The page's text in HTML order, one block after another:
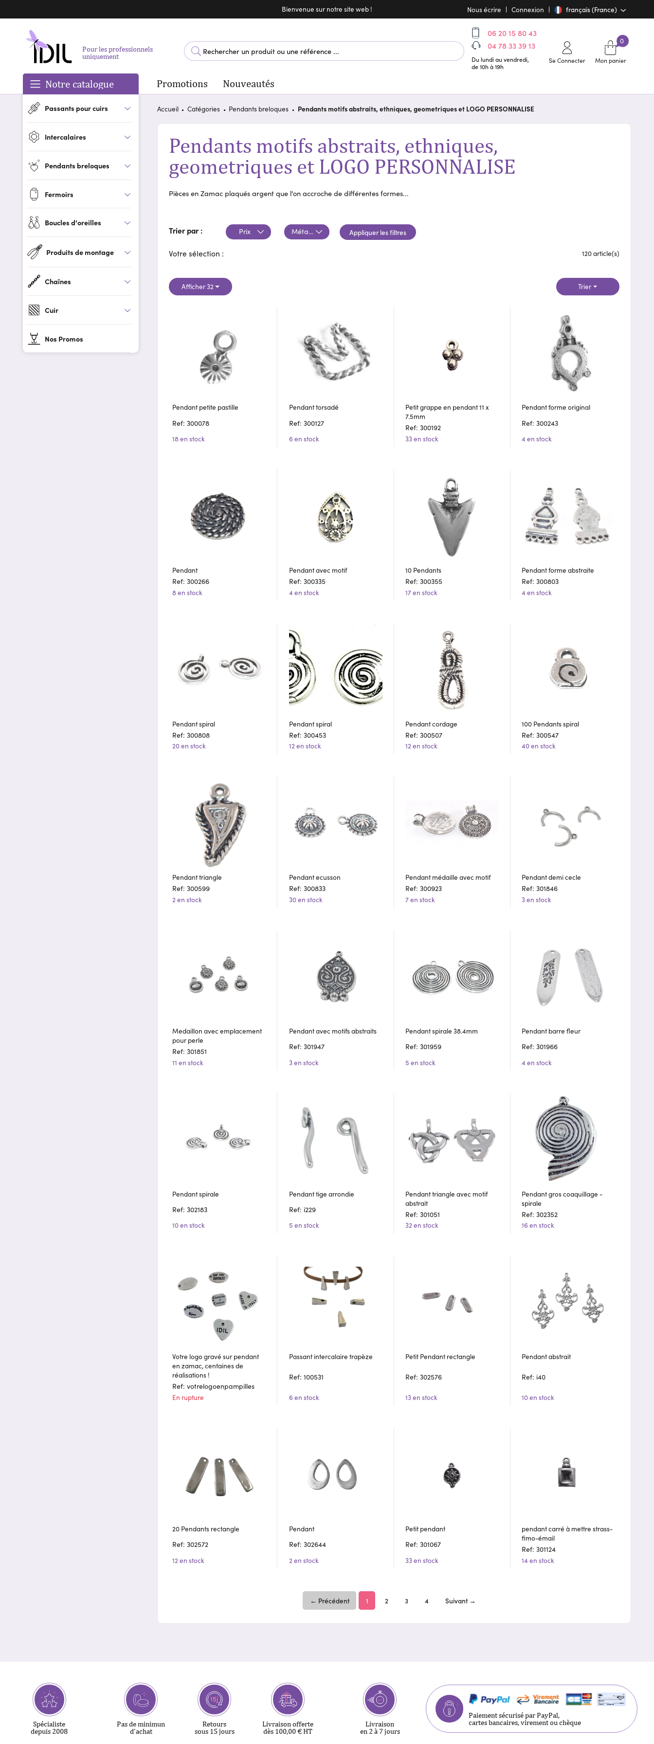
Bienvenue sur notre site web !
Bienvenue sur notre site web ! Nous écrire Connexion français (France)
Pour les professionnels
uniquement
06 20 15 80 43
04 78 33 39 13
Du lundi au vendredi,
de 10h à 19h
Se Connecter Mon panier
0
Notre catalogue Promotions Nouveautés
Passants pour cuirs
Intercalaires
Pendants breloques
Fermoirs
Boucles d'oreilles
Produits de montage
Chaînes
Cuir
Nos Promos
Accueil Catégories Pendants breloques Pendants motifs abstraits, ethniques, geometriques et LOGO PERSONNALISE
Pendants motifs abstraits, ethniques,
geometriques et LOGO PERSONNALISE
Pièces en Zamac plaqués argent que l'on accroche de différentes formes...
Trier par : Prix Métaux Appliquer les filtres
Votre sélection : 120 article(s)
Afficher 32 Trier
Pendant petite pastille
Ref: 300078
18 en stock
Pendant torsadé
Ref: 300127
6 en stock
Petit grappe en pendant 11 x
7.5mm
Ref: 300192
33 en stock
Pendant forme original
Ref: 300243
4 en stock
Pendant
Ref: 300266
8 en stock
Pendant avec motif
Ref: 300335
4 en stock
10 Pendants
Ref: 300355
17 en stock
Pendant forme abstraite
Ref: 300803
4 en stock
Pendant spiral
Ref: 300808
20 en stock
Pendant spiral
Ref: 300453
12 en stock
Pendant cordage
Ref: 300507
12 en stock
100 Pendants spiral
Ref: 300547
40 en stock
Pendant triangle
Ref: 300599
2 en stock
Pendant ecusson
Ref: 300833
30 en stock
Pendant médaille avec motif
Ref: 300923
7 en stock
Pendant demi cecle
Ref: 301846
3 en stock
Medaillon avec emplacement
pour perle
Ref: 301851
11 en stock
Pendant avec motifs abstraits
Ref: 301947
3 en stock
Pendant spirale 38.4mm
Ref: 301959
5 en stock
Pendant barre fleur
Ref: 301966
4 en stock
Pendant spirale
Ref: 302183
10 en stock
Pendant tige arrondie
Ref: i229
5 en stock
Pendant triangle avec motif
abstrait
Ref: 301051
32 en stock
Pendant gros coaquillage -
spirale
Ref: 302352
16 en stock
Votre logo gravé sur pendant
en zamac, centaines de
réalisations !
Ref: votrelogoenpampilles
En rupture
Passant intercalaire trapèze
Ref: 100531
6 en stock
Petit Pendant rectangle
Ref: 302576
13 en stock
Pendant abstrait
Ref: i40
10 en stock
20 Pendants rectangle
Ref: 302572
12 en stock
Pendant
Ref: 302644
2 en stock
Petit pendant
Ref: 301067
33 en stock
pendant carré à mettre strass-
fimo-émail
Ref: 301124
14 en stock
← Précédent 1 2 3 4 Suivant →
Spécialiste
depuis 2008
Pas de minimun
d'achat
Retours
sous 15 jours
Livraison offerte
dès 100,00 € HT
Livraison
en 2 à 7 jours
Paiement sécurisé par PayPal,
cartes bancaires, virement ou chèque